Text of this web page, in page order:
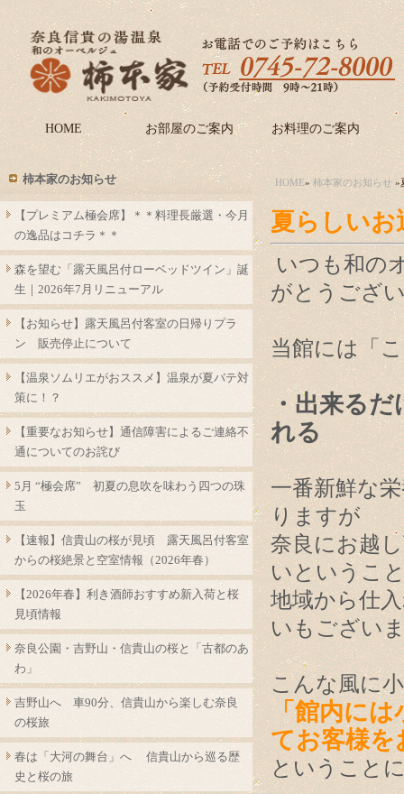
HOME お部屋のご案内 お料理のご案内
HOME»柿本家のお知らせ »
夏らしいお
いつも和の
がとうござ
当館には「
・出来るだ
れる
一番新鮮な
りますが
奈良にお越
いというこ
地域から仕
いもござい
こんな風に
「館内には
てお客様を
ということ
柿本家のお知らせ
【プレミアム極会席】＊＊料理長厳選・今月
の逸品はコチラ＊＊
森を望む「露天風呂付ローベッドツイン」誕
生｜2026年7月リニューアル
【お知らせ】露天風呂付客室の日帰りプラ
ン 販売停止について
【温泉ソムリエがおススメ】温泉が夏バテ対
策に！？
【重要なお知らせ】通信障害によるご連絡不
通についてのお詫び
5月 “極会席” 初夏の息吹を味わう四つの珠
玉
【速報】信貴山の桜が見頃 露天風呂付客室
からの桜絶景と空室情報（2026年春）
【2026年春】利き酒師おすすめ新入荷と桜
見頃情報
奈良公園・吉野山・信貴山の桜と「古都のあ
わ」
吉野山へ 車90分、信貴山から楽しむ奈良
の桜旅
春は「大河の舞台」へ 信貴山から巡る歴
史と桜の旅